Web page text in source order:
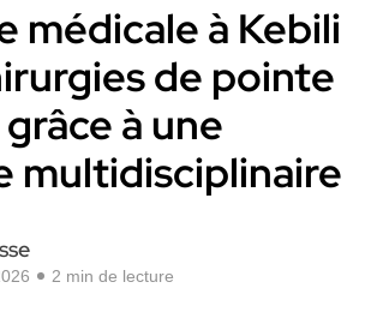
médicale à Kebili
de pointe
à une
multidisciplinaire
2 min de lecture